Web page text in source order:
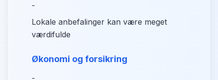
-
Lokale anbefalinger kan være meget
værdifulde
Økonomi og forsikring
-